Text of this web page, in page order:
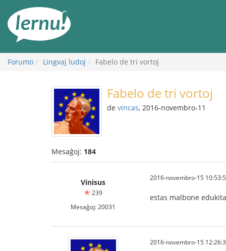
enhavo
Forumo Lingvaj ludoj Fabelo de tri vortoj
Fabelo de tri vortoj
de vincas, 2016-novembro-11
Mesaĝoj: 184
Vinisus
239
Mesaĝoj: 20031
2016-novembro-15
estas malbone
2016-novembro-15